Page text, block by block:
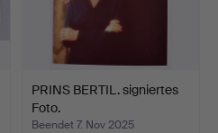
PRINS BERTIL. signiertes
Foto.
Beendet 7. Nov 2025